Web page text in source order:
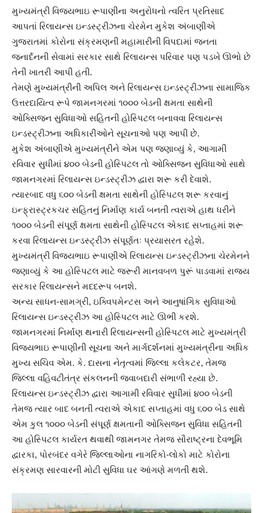
મુખ્યમંત્રી વિજયભાઇ રૂપાણીના અનુરોધનો ત્વરિત પ્રતિસાદ
આપતાં રિલાયન્સ ઇન્ડસ્ટ્રીઝના ચેરમેન મુકેશ અંબાણીએ
ગુજરાતમાં કોરોના સંક્રમણની મહામારીની વિપદામાં જનતા
જનાર્દનની સેવામાં સરકાર સાથે રિલાયન્સ પરિવાર પણ પડખે ઊભો છે
તેની ખાતરી આપી હતી.
તેમણે મુખ્યમંત્રીની અપિલ અને રિલાયન્સ ઇન્ડસ્ટ્રીઝના સામાજિક
ઉત્તરદાયિત્વ રૂપે જામનગરમાં ૧૦૦૦ બેડની ક્ષમતા સાથેની
ઓક્સિજન સુવિધાઓ સહિતની હોસ્પિટલ બનાવવા રિલાયન્સ
ઇન્ડસ્ટ્રીઝના અધિકારીઓને સૂચનાઓ પણ આપી છે.
મુકેશ અંબાણીએ મુખ્યમંત્રીને એમ પણ જણાવ્યું કે, આગામી
રવિવાર સુધીમાં ૪૦૦ બેડની હોસ્પિટલ તો ઓક્સિજન સુવિધાઓ સાથે
જામનગરમાં રિલાયન્સ ઇન્ડસ્ટ્રીઝ દ્વારા શરૂ કરી દેવાશે.
ત્યારબાદ વધુ ૬૦૦ બેડની ક્ષમતા સાથેની હોસ્પિટલ શરૂ કરવાનું
ઇન્ફ્રાસ્ટ્રકચર સહિતનું નિર્માણ કાર્ય બનતી ત્વરાએ હાથ ધરીને
૧૦૦૦ બેડની સંપૂર્ણ ક્ષમતા સાથેની હોસ્પિટલ એકાદ સપ્તાહમાં શરૂ
કરવા રિલાયન્સ ઇન્ડસ્ટ્રીઝ સંપૂર્ણતઃ પ્રયાસરત રહેશે.
મુખ્યમંત્રી વિજયભાઇ રૂપાણીએ રિલાયન્સ ઇન્ડસ્ટ્રીઝના ચેરમેનને
જણાવ્યું કે આ હોસ્પિટલ માટે જરૂરી માનવબળ પુરૂં પાડવામાં રાજ્ય
સરકાર રિલાયન્સને મદદરૂપ બનશે.
અન્ય સાધન-સામગ્રી, ઇક્વિપમેન્ટસ અને આનુષાંગિક સુવિધાઓ
રિલાયન્સ ઇન્ડસ્ટ્રીઝ આ હોસ્પિટલ માટે ઊભી કરશે.
જામનગરમાં નિર્માણ થનારી રિલાયન્સની હોસ્પિટલ માટે મુખ્યમંત્રી
વિજયભાઇ રૂપાણીની સૂચના અને માર્ગદર્શનમાં મુખ્યમંત્રીના અધિક
મુખ્ય સચિવ એમ. કે. દાસના નેતૃત્વમાં જિલ્લા કલેકટર, તેમજ
જિલ્લા વહિવટીતંત્ર સંકલનની જવાબદારી સંભાળી રહ્યા છે.
રિલાયન્સ ઇન્ડસ્ટ્રીઝ દ્વારા આગામી રવિવાર સુધીમાં ૪૦૦ બેડની
તેમજ ત્યાર બાદ બનતી ત્વરાએ એકાદ સપ્તાહમાં વધુ ૬૦૦ બેડ સાથે
એમ કુલ ૧૦૦૦ બેડની સંપૂર્ણ ક્ષમતાની ઓક્સિજન સુવિધા સહિતની
આ હોસ્પિટલ કાર્યરત થવાથી જામનગર તેમજ સૌરાષ્ટ્રના દેવભૂમિ
દ્વારકા, પોરબંદર વગેરે જિલ્લાઓના નાગરિકો-લોકો માટે કોરોના
સંક્રમણ સારવારની મોટી સુવિધા ઘર આંગણે મળતી થશે.